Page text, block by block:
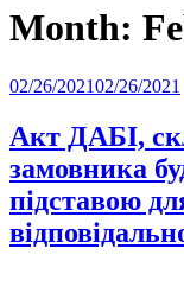
Month:
Posted
02/26/202102/26/2021
Акт ДАБІ,
замовника
підставою